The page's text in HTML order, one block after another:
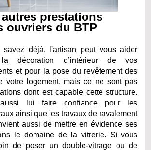
autres prestations
ouvriers du BTP
savez déjà, l'artisan peut vous aider
décoration d’intérieur de vos
et pour la pose du revêtement des
votre logement, mais ce ne sont pas
dont est capable cette structure.
lui faire confiance pour les
ainsi que les travaux de ravalement
aussi de mettre en évidence ses
le domaine de la vitrerie. Si vous
de poser un double-vitrage ou de